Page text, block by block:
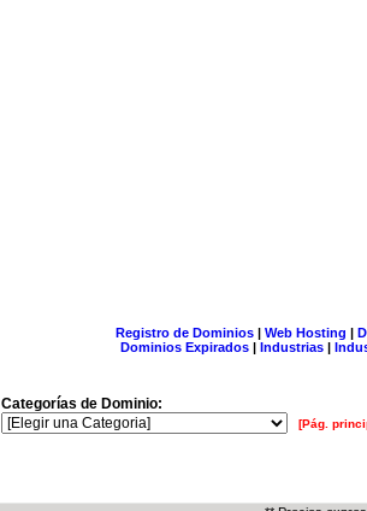
Registro de Dominios| Web Hosting |
Dominios Expirados | Industrias |
Categorías de Dominio:
[Pág.